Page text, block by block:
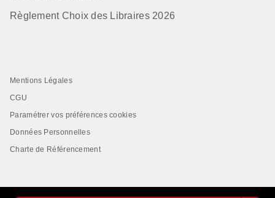
Règlement Choix des Libraires 2026
Mentions Légales
CGU
Paramétrer vos préférences cookies
Données Personnelles
Charte de Référencement